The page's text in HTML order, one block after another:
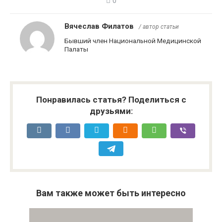
Вячеслав Филатов / автор статьи
Бывший член Национальной Медицинской
Палаты
Понравилась статья? Поделиться с
друзьями:
Вам также может быть интересно